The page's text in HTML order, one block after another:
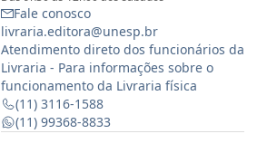
Fale conosco
livraria.editora@unesp.br
Atendimento direto dos funcionários da
Livraria - Para informações sobre o
funcionamento da Livraria física
(11) 3116-1588
(11) 99368-8833